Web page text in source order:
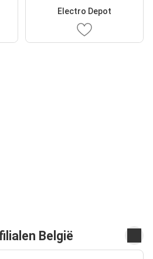
Electro Depot
België